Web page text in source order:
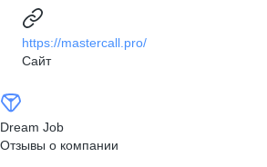
https://mastercall.pro/
Сайт
Dream Job
Отзывы о компании